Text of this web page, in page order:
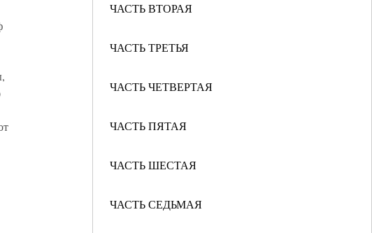
ЧАСТЬ ВТОРАЯ
ЧАСТЬ ТРЕТЬЯ
ЧАСТЬ ЧЕТВЕРТАЯ
ЧАСТЬ ПЯТАЯ
ЧАСТЬ ШЕСТАЯ
ЧАСТЬ СЕДЬМАЯ